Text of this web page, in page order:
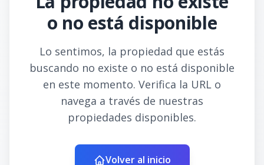
o no está disponible
Lo sentimos, la propiedad que estás
buscando no existe o no está disponible
en este momento. Verifica la URL o
navega a través de nuestras
propiedades disponibles.
Volver al inicio